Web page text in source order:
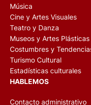
Música
Cine y Artes Visuales
Teatro y Danza
Museos y Artes Plásticas
Costumbres y
Turismo Cultural
Estadísticas culturales
HABLEMOS
Contacto administrativo